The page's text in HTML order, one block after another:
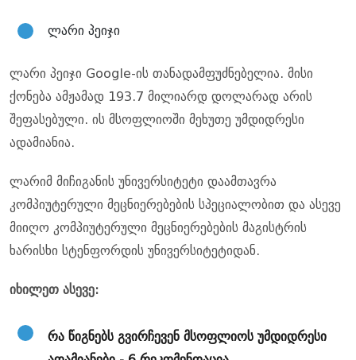
ლარი პეიჯი
ლარი პეიჯი Google-ის თანადამფუძნებელია. მისი
ქონება ამჟამად 193.7 მილიარდ დოლარად არის
შეფასებული. ის მსოფლიოში მეხუთე უმდიდრესი
ადამიანია.
ლარიმ მიჩიგანის უნივერსიტეტი დაამთავრა
კომპიუტერული მეცნიერებების სპეციალობით და ასევე
მიიღო კომპიუტერული მეცნიერებების მაგისტრის
ხარისხი სტენფორდის უნივერსიტეტიდან.
იხილეთ ასევე:
რა წიგნებს გვირჩევენ მსოფლიოს უმდიდრესი